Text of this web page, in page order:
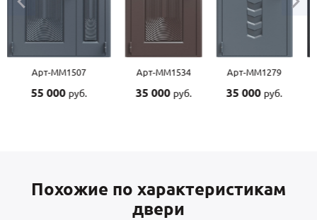
Арт-ММ1534
35 000
Арт-ММ1279
35 000
Арт-ММ1570
45 000
Похожие по характеристикам
двери